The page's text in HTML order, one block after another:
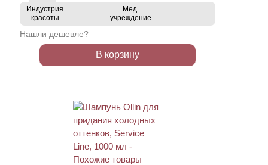
Индустрия
красоты
Мед.
учреждение
Нашли дешевле?
В корзину